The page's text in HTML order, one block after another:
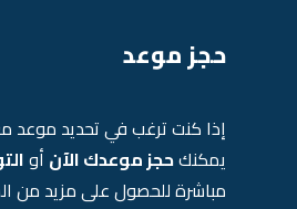
حجز موعد
إذا كنت ترغب في تحديد موعد مع
يمكنكحجز موعدك الآن أو
مباشرة للحصول على مزيد من